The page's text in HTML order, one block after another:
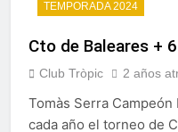
TEMPORADA 2024
Cto de Baleares +
Club Tròpic 2 años
Tomàs Serra
cada año el torneo de